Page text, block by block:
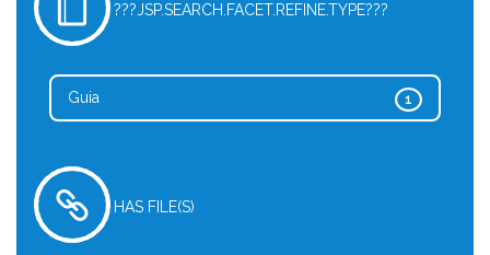
???JSP.SEARCH.FACET.REFINE.TYPE???
1
Guia
HAS FILE(S)